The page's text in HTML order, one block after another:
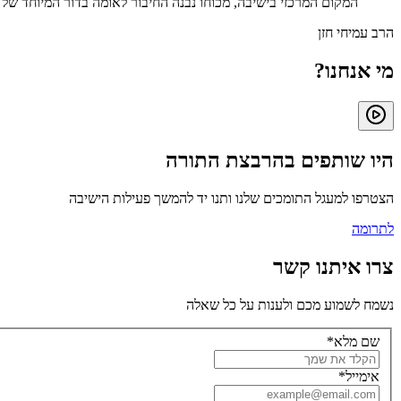
הרב עמיחי חזן
מי אנחנו?
היו שותפים בהרבצת התורה
הצטרפו למעגל התומכים שלנו ותנו יד להמשך פעילות הישיבה
לתרומה
צרו איתנו קשר
נשמח לשמוע מכם ולענות על כל שאלה
שם מלא*
אימייל*